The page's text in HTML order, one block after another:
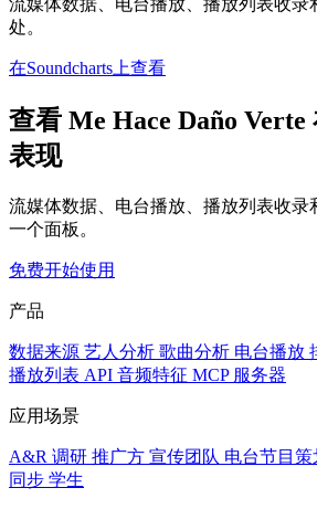
流媒体数据、电台播放、播放列表收录
处。
在Soundcharts上查看
查看 Me Hace Daño
表现
流媒体数据、电台播放、播放列表收
一个面板。
免费开始使用
产品
数据来源 艺人分析 歌曲分析 电台播放
播放列表 API 音频特征 MCP 服务器
应用场景
A&R 调研 推广方 宣传团队 电台节目策
同步 学生